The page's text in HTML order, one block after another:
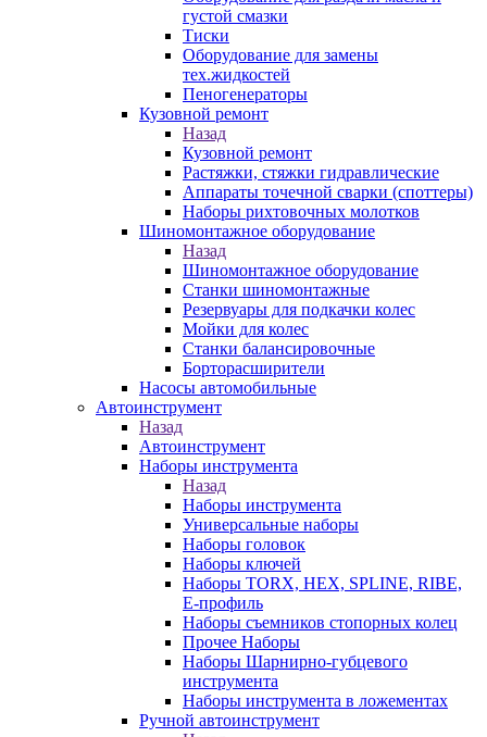
густой смазки
Тиски
Оборудование для замены
тех.жидкостей
Пеногенераторы
Кузовной ремонт
Назад
Кузовной ремонт
Растяжки, стяжки гидравлические
Аппараты точечной сварки (споттеры)
Наборы рихтовочных молотков
Шиномонтажное оборудование
Назад
Шиномонтажное оборудование
Станки шиномонтажные
Резервуары для подкачки колес
Мойки для колес
Станки балансировочные
Борторасширители
Насосы автомобильные
Автоинструмент
Назад
Автоинструмент
Наборы инструмента
Назад
Наборы инструмента
Универсальные наборы
Наборы головок
Наборы ключей
Наборы TORX, HEX, SPLINE, RIBE,
E-профиль
Наборы съемников стопорных колец
Прочее Наборы
Наборы Шарнирно-губцевого
инструмента
Наборы инструмента в ложементах
Ручной автоинструмент